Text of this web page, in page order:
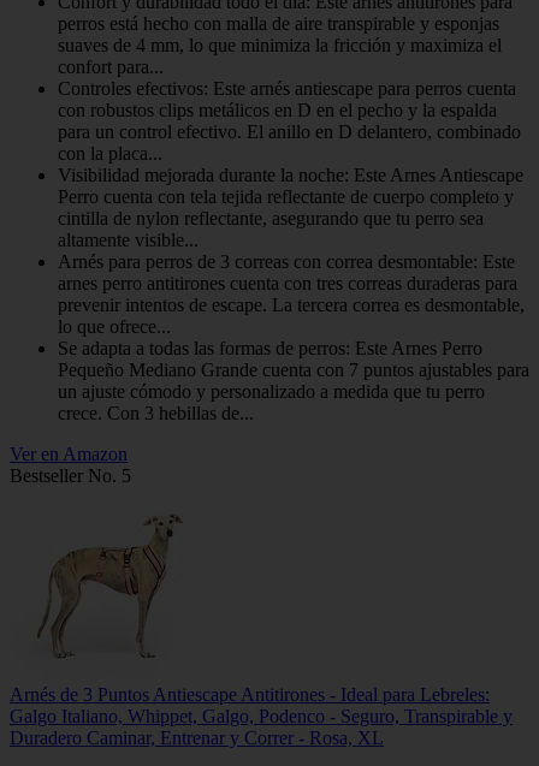
perros está hecho con malla de aire transpirable y esponjas
suaves de 4 mm, lo que minimiza la fricción y maximiza el
confort para...
Controles efectivos: Este arnés antiescape para perros cuenta
con robustos clips metálicos en D en el pecho y la espalda
para un control efectivo. El anillo en D delantero, combinado
con la placa...
Visibilidad mejorada durante la noche: Este Arnes Antiescape
Perro cuenta con tela tejida reflectante de cuerpo completo y
cintilla de nylon reflectante, asegurando que tu perro sea
altamente visible...
Arnés para perros de 3 correas con correa desmontable: Este
arnes perro antitirones cuenta con tres correas duraderas para
prevenir intentos de escape. La tercera correa es desmontable,
lo que ofrece...
Se adapta a todas las formas de perros: Este Arnes Perro
Pequeño Mediano Grande cuenta con 7 puntos ajustables para
un ajuste cómodo y personalizado a medida que tu perro
crece. Con 3 hebillas de...
Ver en Amazon
Bestseller No. 5
Arnés de 3 Puntos Antiescape Antitirones - Ideal para Lebreles:
Galgo Italiano, Whippet, Galgo, Podenco - Seguro, Transpirable y
Duradero Caminar, Entrenar y Correr - Rosa, XL